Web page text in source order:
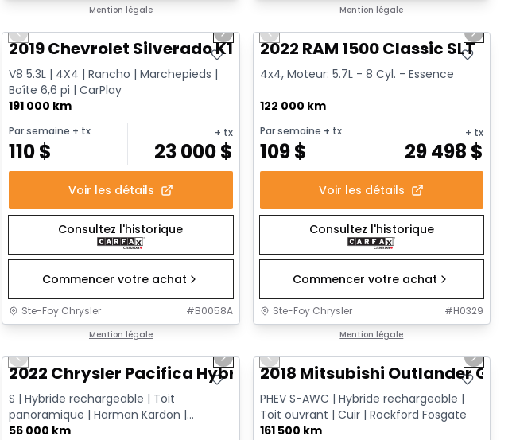
Mention légale Mention légale
Très bonne offre
Previous slide Next slide
2019 Chevrolet Silverado K1500 Trail Cus Custom Trail Boss
V8 5.3L | 4X4 | Rancho | Marchepieds |
Boîte 6,6 pi | CarPlay
191 000 km
Par semaine + tx
110$
+ tx
23 000$
Voir les détails
Consultez l'historique
Commencer votre achat
Ste-Foy Chrysler #B0058A
Mention légale
Très bonne offre
Previous slide Next
2022 RAM 1500 Classic SLT
4x4, Moteur: 5.7L - 8 Cyl. - Essence
122 000 km
Par semaine + tx
109$
+ tx
29 498 $
Voir les détails
Consultez l'historique
Commencer votre achat
Ste-Foy Chrysler #H0329
Mention légale
Très bonne offre
Previous slide Next slide
2022 Chrysler Pacifica Hybrid Limited
S | Hybride rechargeable | Toit
panoramique | Harman Kardon |
Caméra 360 | Écrans arrière Fire TV | ...
56 000 km
Très bonne offre
Previous slide Next
2018 Mitsubishi Outlander GT
PHEV S-AWC | Hybride rechargeable |
Toit ouvrant | Cuir | Rockford Fosgate
161 500 km